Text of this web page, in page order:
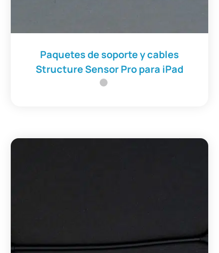
Paquetes de soporte y cables
Structure Sensor Pro para iPad